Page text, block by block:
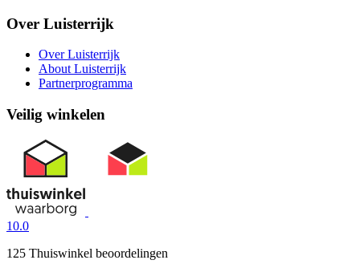
Over Luisterrijk
Over Luisterrijk
About Luisterrijk
Partnerprogramma
Veilig winkelen
10.0
125 Thuiswinkel beoordelingen